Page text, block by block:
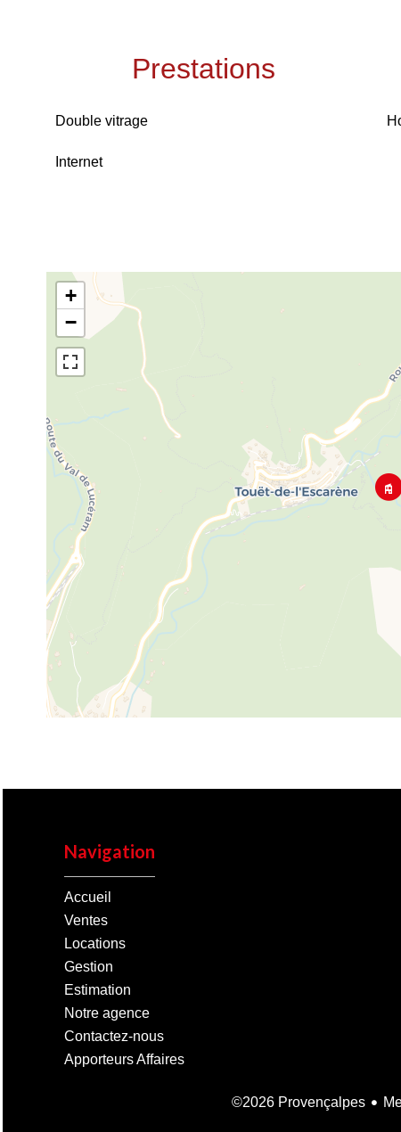
Prestations
Double vitrage
Internet
+
−
Navigation
Accueil
Ventes
Locations
Gestion
Estimation
Notre agence
Contactez-nous
Apporteurs Affaires
©2026 Provençalpes